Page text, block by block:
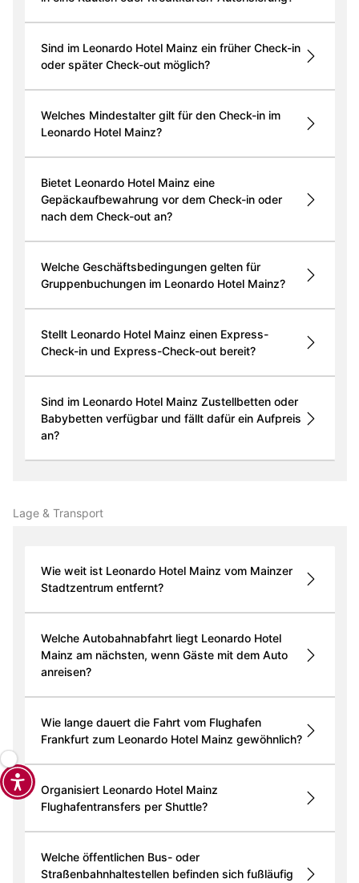
Sind im Leonardo Hotel Mainz ein früher Check-in
oder später Check-out möglich?
Welches Mindestalter gilt für den Check-in im
Leonardo Hotel Mainz?
Bietet Leonardo Hotel Mainz eine
Gepäckaufbewahrung vor dem Check-in oder
nach dem Check-out an?
Welche Geschäftsbedingungen gelten für
Gruppenbuchungen im Leonardo Hotel Mainz?
Stellt Leonardo Hotel Mainz einen Express-
Check-in und Express-Check-out bereit?
Sind im Leonardo Hotel Mainz Zustellbetten oder
Babybetten verfügbar und fällt dafür ein Aufpreis
an?
Lage & Transport
Wie weit ist Leonardo Hotel Mainz vom Mainzer
Stadtzentrum entfernt?
Welche Autobahnabfahrt liegt Leonardo Hotel
Mainz am nächsten, wenn Gäste mit dem Auto
anreisen?
Wie lange dauert die Fahrt vom Flughafen
Frankfurt zum Leonardo Hotel Mainz gewöhnlich?
Organisiert Leonardo Hotel Mainz
Flughafentransfers per Shuttle?
Welche öffentlichen Bus- oder
Straßenbahnhaltestellen befinden sich fußläufig